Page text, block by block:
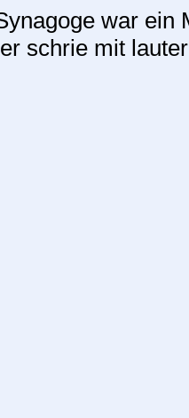
war ein
schrie mit